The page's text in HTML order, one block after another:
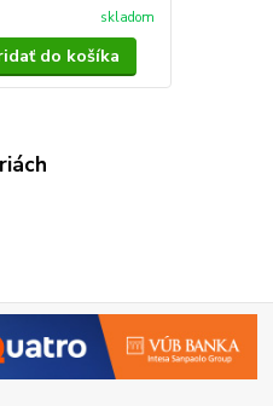
skladom
do košíka